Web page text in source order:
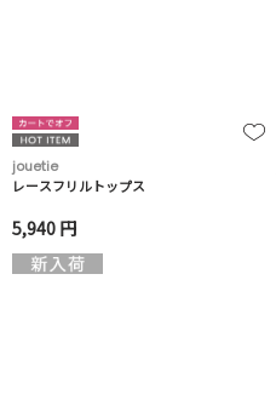
jouetie
レースフリルトップス
5,940 円